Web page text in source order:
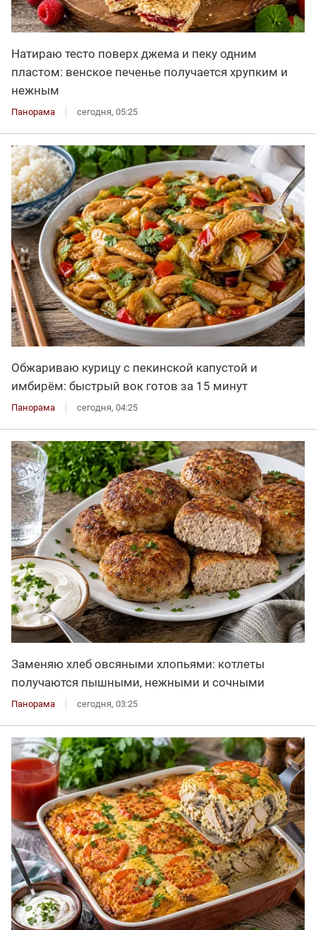
Натираю тесто поверх джема и пеку одним
пластом: венское печенье получается хрупким и
нежным
Панорама сегодня, 05:25
Обжариваю курицу с пекинской капустой и
имбирём: быстрый вок готов за 15 минут
Панорама сегодня, 04:25
Заменяю хлеб овсяными хлопьями: котлеты
получаются пышными, нежными и сочными
Панорама сегодня, 03:25